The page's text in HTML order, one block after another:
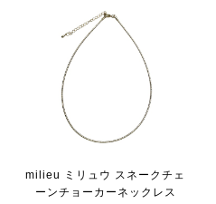
milieu ミリュウ スネークチェ
ーンチョーカーネックレス